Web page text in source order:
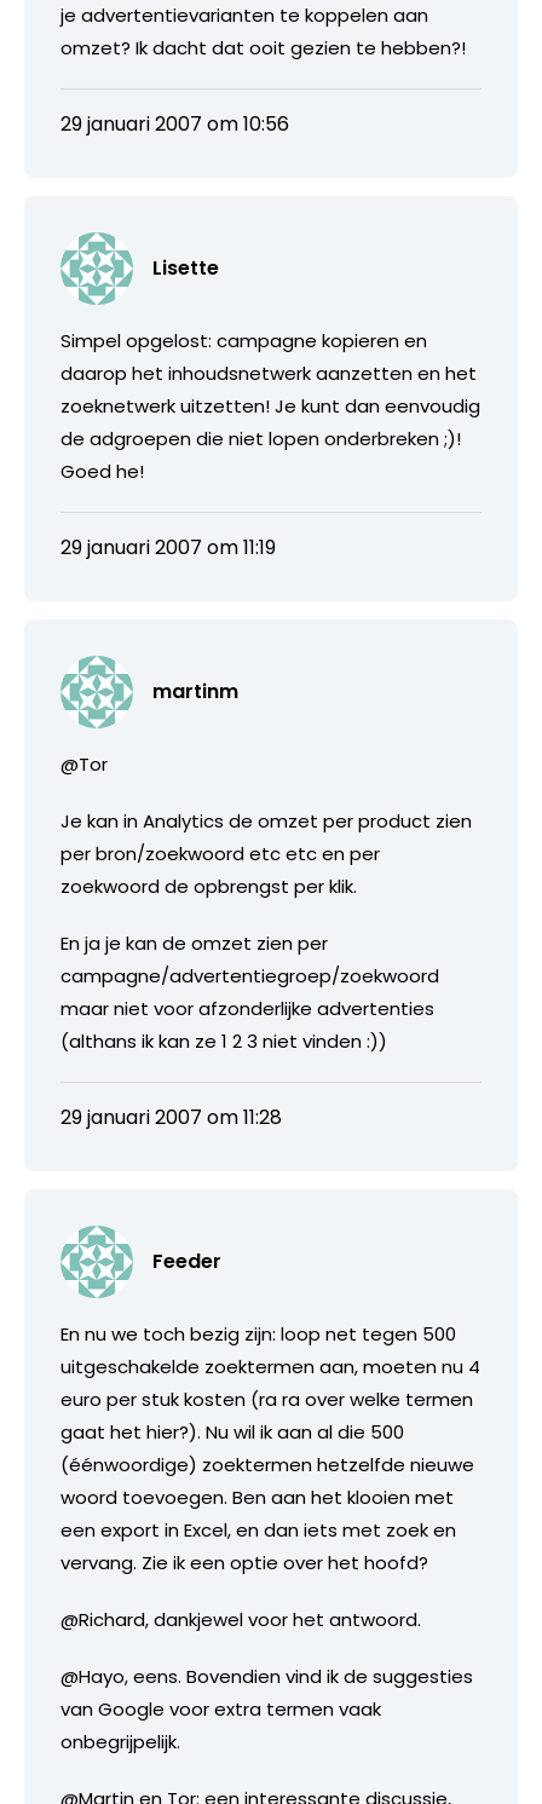
je advertentievarianten te koppelen aan
omzet? Ik dacht dat ooit gezien te hebben?!
29 januari 2007 om 10:56
Lisette
Simpel opgelost: campagne kopieren en
daarop het inhoudsnetwerk aanzetten en het
zoeknetwerk uitzetten! Je kunt dan eenvoudig
de adgroepen die niet lopen onderbreken ;)!
Goed he!
29 januari 2007 om 11:19
martinm
@Tor
Je kan in Analytics de omzet per product zien
per bron/zoekwoord etc etc en per
zoekwoord de opbrengst per klik.
En ja je kan de omzet zien per
campagne/advertentiegroep/zoekwoord
maar niet voor afzonderlijke advertenties
(althans ik kan ze 1 2 3 niet vinden :))
29 januari 2007 om 11:28
Feeder
En nu we toch bezig zijn: loop net tegen 500
uitgeschakelde zoektermen aan, moeten nu 4
euro per stuk kosten (ra ra over welke termen
gaat het hier?). Nu wil ik aan al die 500
(éénwoordige) zoektermen hetzelfde nieuwe
woord toevoegen. Ben aan het klooien met
een export in Excel, en dan iets met zoek en
vervang. Zie ik een optie over het hoofd?
@Richard, dankjewel voor het antwoord.
@Hayo, eens. Bovendien vind ik de suggesties
van Google voor extra termen vaak
onbegrijpelijk.
@Martin en Tor: een interessante discussie,